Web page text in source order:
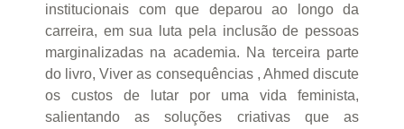
institucionais com que deparou ao longo da
carreira, em sua luta pela inclusão de pessoas
marginalizadas na academia. Na terceira parte
do livro, Viver as consequências , Ahmed discute
os custos de lutar por uma vida feminista,
salientando as soluções criativas que as